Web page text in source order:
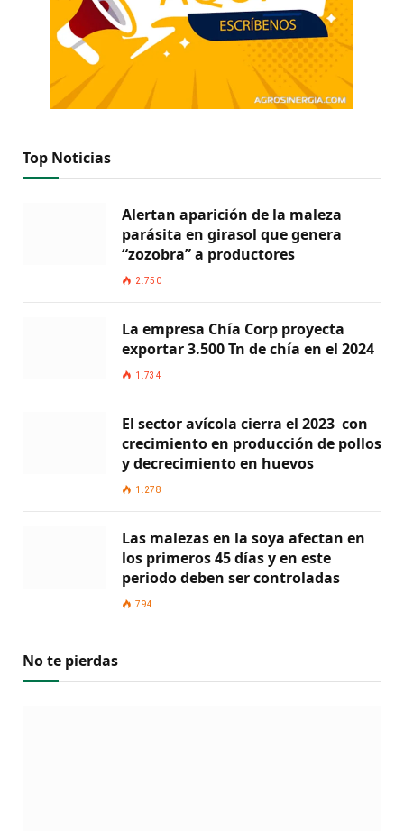
Top Noticias
Alertan aparición de la maleza
parásita en girasol que genera
“zozobra” a productores
2.750
La empresa Chía Corp proyecta
exportar 3.500 Tn de chía en el 2024
1.734
El sector avícola cierra el 2023 con
crecimiento en producción de pollos
y decrecimiento en huevos
1.278
Las malezas en la soya afectan en
los primeros 45 días y en este
periodo deben ser controladas
794
No te pierdas